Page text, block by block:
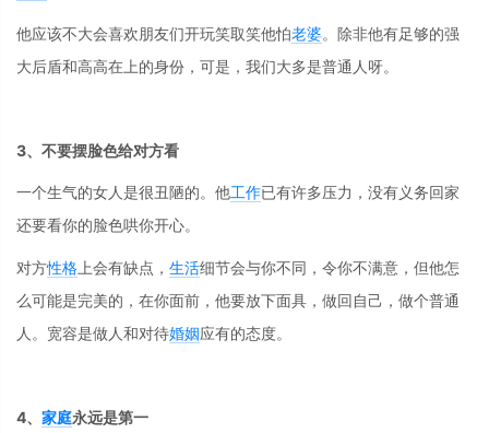
他应该不大会喜欢朋友们开玩笑取笑他怕老婆。除非他有足够的强
大后盾和高高在上的身份，可是，我们大多是普通人呀。
3、不要摆脸色给对方看
一个生气的女人是很丑陋的。他工作已有许多压力，没有义务回家
还要看你的脸色哄你开心。
对方性格 上会有缺点， 生活细节会与你不同，令你不满意，但他怎
么可能是完美的，在你面前，他要放下面具，做回自己，做个普通
人。宽容是做人和对待婚姻应有的态度。
4、 家庭永远是第一